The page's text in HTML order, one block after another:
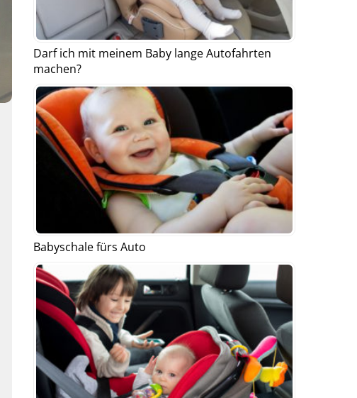
Darf ich mit meinem Baby lange Autofahrten
machen?
Babyschale fürs Auto